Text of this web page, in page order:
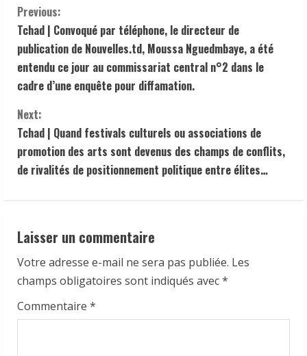
C
o
n
t
i
n
R
e
a
Previous:
Tchad | Convoqué par téléphone, le directeur de
publication de Nouvelles.td, Moussa Nguedmbaye, a été
entendu ce jour au commissariat central n°2 dans le
cadre d’une enquête pour diffamation.
Next:
Tchad | Quand festivals culturels ou associations de
promotion des arts sont devenus des champs de conflits,
de rivalités de positionnement politique entre élites…
Laisser un commentaire
Votre adresse e-mail ne sera pas publiée. Les
champs obligatoires sont indiqués avec*
Commentaire *